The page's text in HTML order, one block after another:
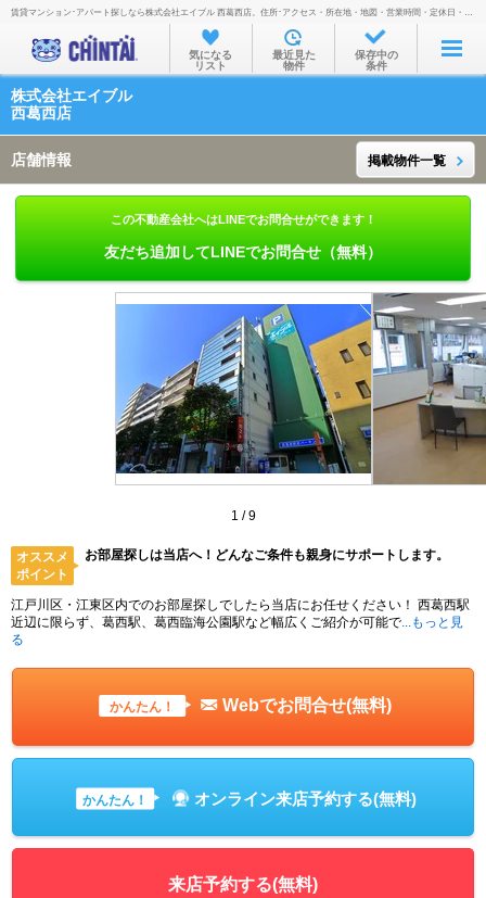
お部屋を探す
沿線・駅から
通勤通学時間から
物件特集から
TOP
賃貸マンション･アパート探しなら株式会社エイブル 西葛西店。住所･アクセス・所在地・地図・営業時間・定休日・電話番号などを掲載。
気になる
リスト
最近見た
物件
保存中の
条件
株式会社エイブル
西葛西店
店舗情報 掲載物件一覧
この不動産会社へはLINEでお問合せができます！
友だち追加してLINEでお問合せ（無料）
1 /9
オススメ
ポイント
お部屋探しは当店へ！どんなご条件も親身にサポートします。
江戸川区・江東区内でのお部屋探しでしたら当店にお任せください！ 西葛西駅
近辺に限らず、葛西駅、葛西臨海公園駅など幅広くご紹介が可能で ...もっと見
る
かんたん！ Webでお問合せ(無料)
かんたん！ オンライン来店予約する(無料)
来店予約する(無料)